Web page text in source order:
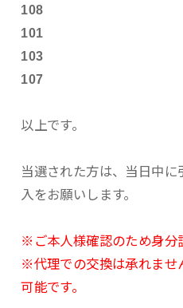
108
101
103
107
以上です。
当選された方は、当日中
入をお願いします。
※ご本人様確認のため身分
※代理での交換は承れませ
可能です。